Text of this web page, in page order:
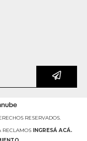
RESERVADOS.
RECLAMOS
INGRESÁ ACÁ.